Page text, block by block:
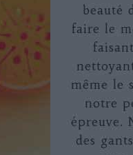
beauté
faire le
même le
notre
épreuve.
des